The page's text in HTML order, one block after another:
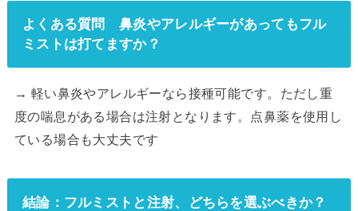
よくある質問 鼻炎やアレルギーがあってもフル
ミストは打てますか？
→ 軽い鼻炎やアレルギーなら接種可能です。ただし重
度の喘息がある場合は注射となります。点鼻薬を使用し
ている場合も大丈夫です
結論：フルミストと注射、どちらを選ぶべきか？